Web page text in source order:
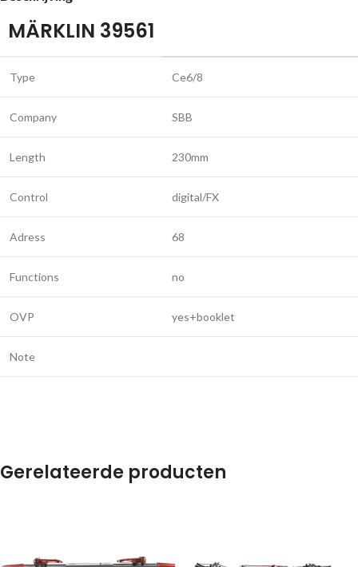
MÄRKLIN 39561
Type Ce6/8
Company SBB
Length 230mm
Control digital/FX
Adress 68
Functions no
OVP yes+booklet
Note
Gerelateerde producten